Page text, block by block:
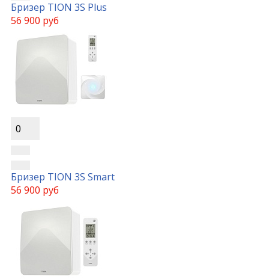
Бризер TION 3S Plus
56 900 руб
0
Бризер TION 3S Smart
56 900 руб